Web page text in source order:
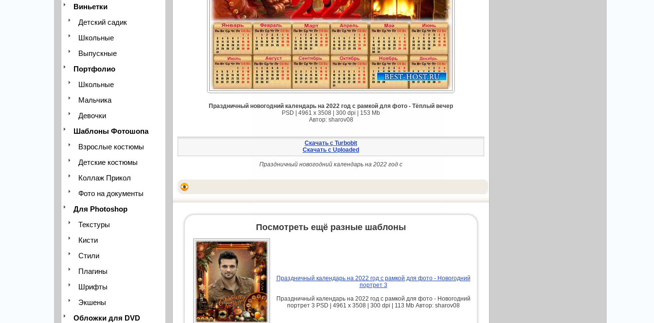
Виньетки
Детский садик
Школьные
Выпускные
Портфолио
Школьные
Мальчика
Девочки
Шаблоны Фотошопа
Взрослые костюмы
Детские костюмы
Коллаж Прикол
Фото на документы
Для Photoshop
Текстуры
Кисти
Стили
Плагины
Шрифты
Экшены
Обложки для DVD
Праздничный новогодний календарь на 2022 год с рамкой для фото - Тёплый вечер
PSD | 4961 х 3508 | 300 dpi | 153 Mb
Автор: sharov08
Скачать с Turbobit
Скачать с Uploaded
Праздничный новогодний календарь на 2022 год с
Посмотреть ещё разные шаблоны
Праздничный календарь на 2022 год с рамкой для фото - Новогодний
портрет 3
Праздничный календарь на 2022 год с рамкой для фото - Новогодний
портрет 3 PSD | 4961 х 3508 | 300 dpi | 113 Mb Автор: sharov08